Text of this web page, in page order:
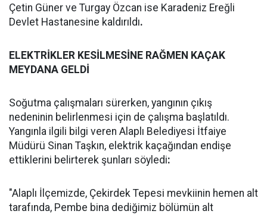
Çetin Güner ve Turgay Özcan ise Karadeniz Ereğli
Devlet Hastanesine kaldırıldı.
ELEKTRİKLER KESİLMESİNE RAĞMEN KAÇAK
MEYDANA GELDİ
Soğutma çalışmaları sürerken, yangının çıkış
nedeninin belirlenmesi için de çalışma başlatıldı.
Yangınla ilgili bilgi veren Alaplı Belediyesi İtfaiye
Müdürü Sinan Taşkın, elektrik kaçağından endişe
ettiklerini belirterek şunları söyledi:
"Alaplı İlçemizde, Çekirdek Tepesi mevkiinin hemen alt
tarafında, Pembe bina dediğimiz bölümün alt